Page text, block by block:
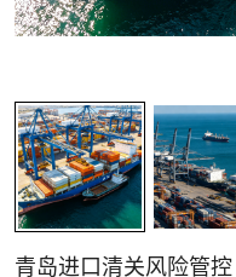
青岛进口清关风险管控